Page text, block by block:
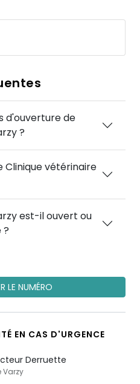
d'ouverture de
?
Clinique vétérinaire
est-il ouvert ou
?
LE NUMÉRO
EN CAS D'URGENCE
Derruette
Varzy